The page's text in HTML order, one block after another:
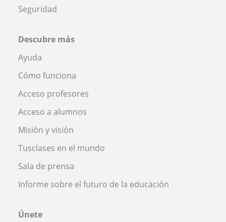
Seguridad
Descubre más
Ayuda
Cómo funciona
Acceso profesores
Acceso a alumnos
Misión y visión
Tusclases en el mundo
Sala de prensa
Informe sobre el futuro de la educación
Únete